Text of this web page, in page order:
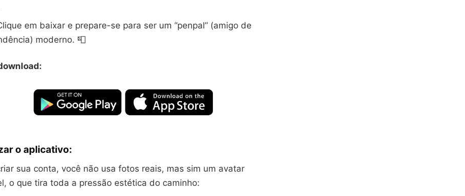
em baixar e prepare-se para ser um “penpal” (amigo de
moderno. 📮
o aplicativo:
sua conta, você não usa fotos reais, mas sim um avatar
o que tira toda a pressão estética do caminho: